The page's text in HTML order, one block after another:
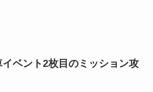
ベント2枚目のミッション攻